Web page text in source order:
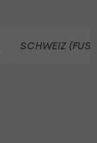
SCHWEIZ